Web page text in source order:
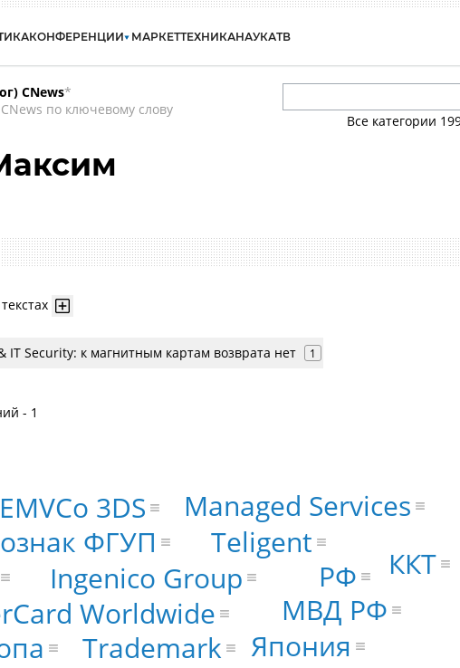
КОНФЕРЕНЦИИ МАРКЕТТЕХНИКАНАУКАТВ
CNews*
по ключевому слову
Все категории
IT Security: к магнитным картам возврата нет 1
- 1
Ingenico Group
Teligent
ФГУП
Worldwide
МВД РФ
ККТ
Managed Services
EMVCo 3DS
РФ
Япония
Trademark